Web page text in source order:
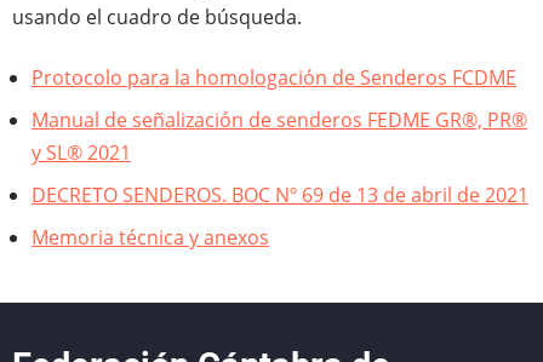
usando el cuadro de búsqueda.
Protocolo para la homologación de Senderos FCDME
Manual de señalización de senderos FEDME GR®, PR®
y SL® 2021
DECRETO SENDEROS. BOC Nº 69 de 13 de abril de 2021
Memoria técnica y anexos